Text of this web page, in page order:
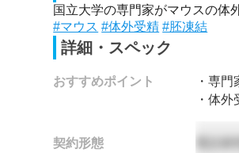
国立大学の専門家がマウスの体
#マウス #体外受精 #胚凍結
詳細・スペック
おすすめポイント
・専
・体
契約形態 受託研